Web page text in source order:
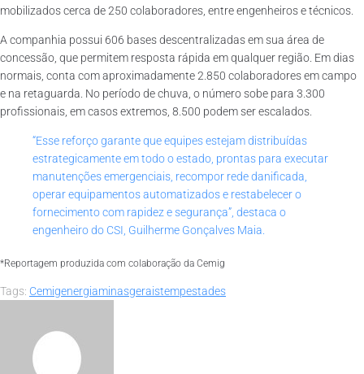
mobilizados cerca de 250 colaboradores, entre engenheiros e técnicos.
A companhia possui 606 bases descentralizadas em sua área de
concessão, que permitem resposta rápida em qualquer região. Em dias
normais, conta com aproximadamente 2.850 colaboradores em campo
e na retaguarda. No período de chuva, o número sobe para 3.300
profissionais, em casos extremos, 8.500 podem ser escalados.
“Esse reforço garante que equipes estejam distribuídas
estrategicamente em todo o estado, prontas para executar
manutenções emergenciais, recompor rede danificada,
operar equipamentos automatizados e restabelecer o
fornecimento com rapidez e segurança”, destaca o
engenheiro do CSI, Guilherme Gonçalves Maia.
*Reportagem produzida com colaboração da Cemig
Tags: Cemigenergiaminasgeraistempestades